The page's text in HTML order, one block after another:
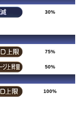
30%
75%
50%
100%